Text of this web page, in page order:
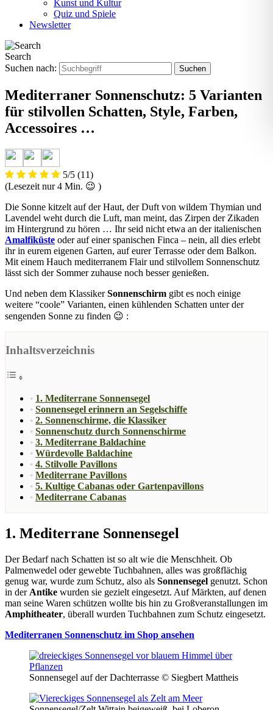
Kunst und Kultur
Quiz und Spiele
Newsletter
Search
Suchen nach:
Mediterraner Sonnenschutz: 5 Varianten
für stilvollen Schatten, Style, Farben,
Accessoires …
5/5 (11)
(Lesezeit nur 4 Min. 😉 )
Die Sonne kitzelt auf der Haut, der Duft von wildem Thymian und
Lavendel weht durch die Luft, man meint, das Zirpen der Zikaden
im Hintergrund zu hören … Ihr seid nicht etwa an der italienischen
Amalfiküste oder auf einer spanischen Finca – nein, all dies erlebt
ihr in eurem eigenen Garten, auf eurer Terrasse oder dem Balkon.
Mit einem Hauch mediterranem Flair und stilvollem Sonnenschutz
lässt sich der Sommer zuhause noch besser genießen.
Und neben dem KlassikerSonnenschirm gibt es noch einige
weitere “coole” Varianten, einen kühlenden Schatten unter der
sengenden Sonne zu finden 😉 :
Inhaltsverzeichnis
1. Mediterrane Sonnensegel
Sonnensegel erinnern an Segelschiffe
2. Sonnenschirme, die Klassiker
Sonnenschutz durch Sonnenschirme
3. Mediterrane Baldachine
Würdevolle Baldachine
4. Stilvolle Pavillons
Mediterrane Pavillons
5. Kultige Cabanas oder Gartenpavillons
Mediterrane Cabanas
1. Mediterrane Sonnensegel
Der Bedarf nach Schatten ist so alt wie die Menschheit. Ob
Palmenwedel oder gewebte Tuchbahnen, alles was großflächig
genug war, wurde zum Schutz, also als Sonnensegel genutzt. Schon
in der Antike wurden sie gezielt eingesetzt. Auf Märkten, auf denen
man seine Waren schützen wollte bis hin zu Großveranstallungen im
Amphitheater, überall wurden Tuchbahnen zum Schutz eingesetzt.
Mediterranen Sonnenschutz im Shop ansehen
Sonnensegel auf der Dachterrasse © Siegbert Mattheis